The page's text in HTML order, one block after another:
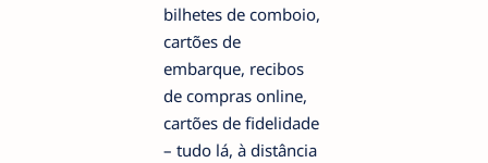
bilhetes de comboio,
cartões de
embarque, recibos
de compras online,
cartões de fidelidade
– tudo lá, à distância